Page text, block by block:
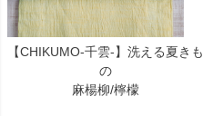
【CHIKUMO-千雲-】洗える夏きも
の
麻楊柳/檸檬